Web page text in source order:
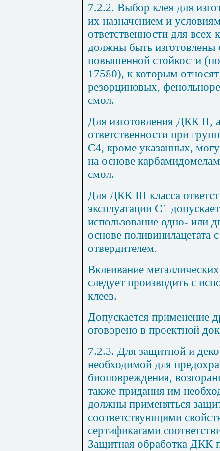
7.2.2. Выбор клея для
их назначением и
ответственности для всех
должны быть изготовлены
повышенной стойкости
17580), к которым
резорциновых,
смол.
Для изготовления ДКК II,
ответственности при
С4, кроме указанных,
на основе
смол.
Для ДКК III класса
эксплуатации С1
использование одно- или
основе поливинилацетата
отвердителем.
Вклеивание
следует производить с
клеев.
Допускается применение
оговорено в проектной
7.2.3. Для защитной и
необходимой для
биоповреждения,
также придания им
должны применяться
соответствующими
сертификатами
Защитная обработка ДКК